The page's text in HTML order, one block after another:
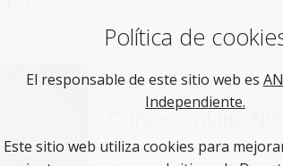
Cursos OnLine
Para opositores o interinos
Política de
El responsable de este sitio web es
Independiente.
Este sitio web utiliza cookies para